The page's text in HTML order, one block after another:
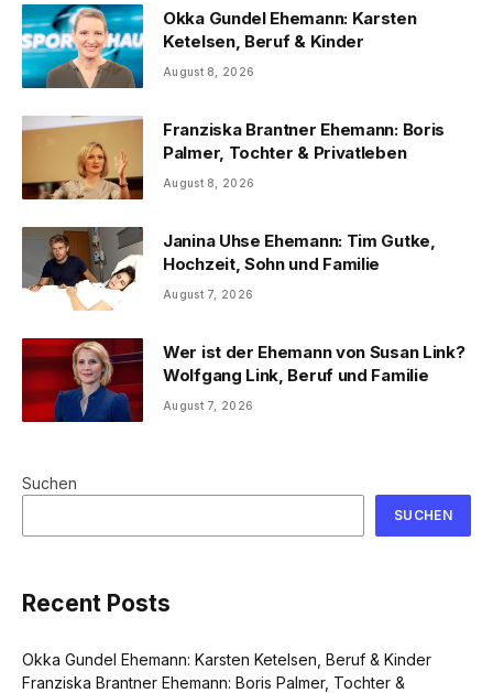
Okka Gundel Ehemann: Karsten
Ketelsen, Beruf & Kinder
August 8, 2026
Franziska Brantner Ehemann: Boris
Palmer, Tochter & Privatleben
August 8, 2026
Janina Uhse Ehemann: Tim Gutke,
Hochzeit, Sohn und Familie
August 7, 2026
Wer ist der Ehemann von Susan Link?
Wolfgang Link, Beruf und Familie
August 7, 2026
Suchen
SUCHEN
Recent Posts
Okka Gundel Ehemann: Karsten Ketelsen, Beruf & Kinder
Franziska Brantner Ehemann: Boris Palmer, Tochter &